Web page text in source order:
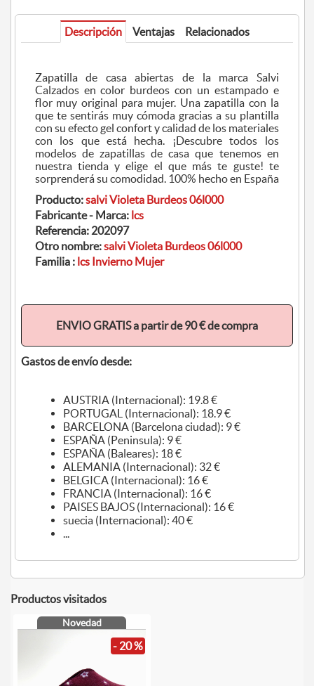
Descripción Ventajas Relacionados
Zapatilla de casa abiertas de la marca Salvi
Calzados en color burdeos con un estampado e
flor muy original para mujer. Una zapatilla con la
que te sentirás muy cómoda gracias a su plantilla
con su efecto gel confort y calidad de los materiales
con los que está hecha. ¡Descubre todos los
modelos de zapatillas de casa que tenemos en
nuestra tienda y elige el que más te guste! te
sorprenderá su comodidad. 100% hecho en España
Producto:salvi Violeta Burdeos 06l000
Fabricante - Marca: lcs
Referencia: 202097
Otro nombre:salvi Violeta Burdeos 06l000
Familia : lcs Invierno Mujer
ENVIO GRATIS a partir de 90 € de compra
Gastos de envío desde:
AUSTRIA (Internacional): 19.8 €
PORTUGAL (Internacional): 18.9 €
BARCELONA (Barcelona ciudad): 9 €
ESPAÑA (Peninsula): 9 €
ESPAÑA (Baleares): 18 €
ALEMANIA (Internacional): 32 €
BELGICA (Internacional): 16 €
FRANCIA (Internacional): 16 €
PAISES BAJOS (Internacional): 16 €
suecia (Internacional): 40 €
...
Productos visitados
Novedad
- 20 %